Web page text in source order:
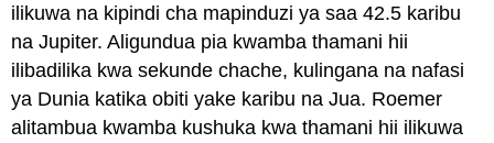
ilikuwa na kipindi cha mapinduzi ya saa 42.5 karibu
na Jupiter. Aligundua pia kwamba thamani hii
ilibadilika kwa sekunde chache, kulingana na nafasi
ya Dunia katika obiti yake karibu na Jua. Roemer
alitambua kwamba kushuka kwa thamani hii ilikuwa